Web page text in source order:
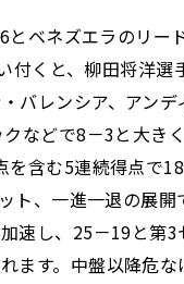
ベネズエラのリ
くと、柳田将洋
レンシア、アン
などで8－3と大
含む5連続得点
ト、一進一退の展
速し、25－19と
す。中盤以降危